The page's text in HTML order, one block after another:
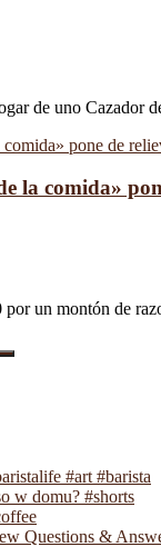
de uno Cazador
la comida»
un montón de
#art #barista
w domu? #shorts
Questions &